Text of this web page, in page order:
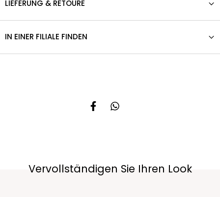
LIEFERUNG & RETOURE
IN EINER FILIALE FINDEN
Vervollständigen Sie Ihren Look